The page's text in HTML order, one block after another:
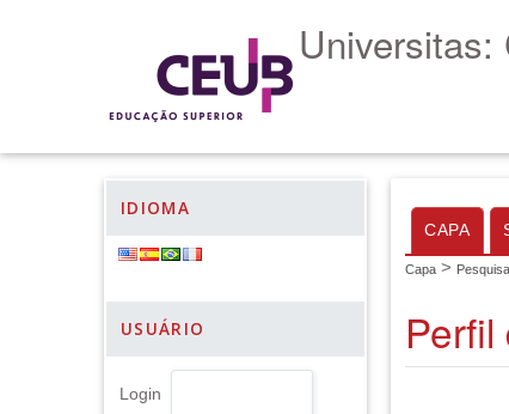
Universitas:
IDIOMA
USUÁRIO
Login
CAPA
Capa > Pesquisa